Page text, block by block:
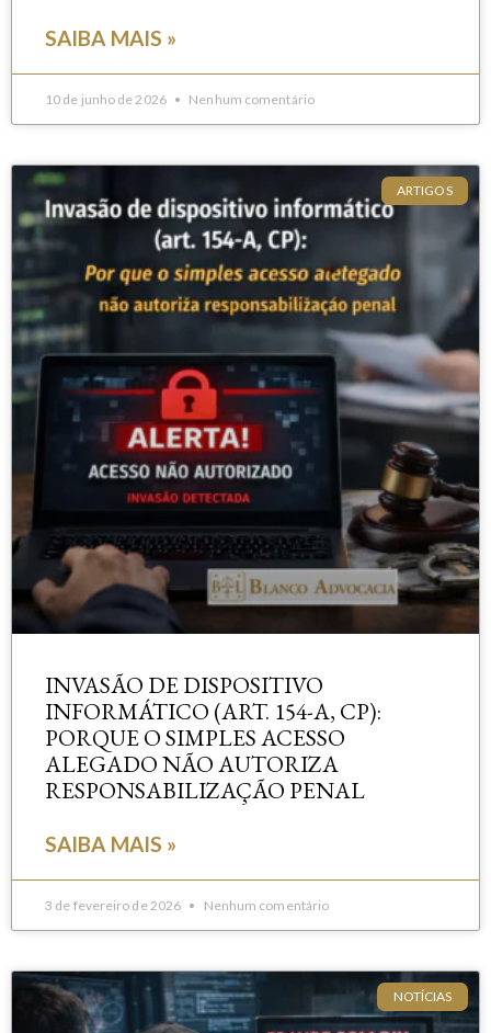
SAIBA MAIS »
10 de junho de 2026 Nenhum comentário
ARTIGOS
INVASÃO DE DISPOSITIVO
INFORMÁTICO (ART. 154-A, CP):
PORQUE O SIMPLES ACESSO
ALEGADO NÃO AUTORIZA
RESPONSABILIZAÇÃO PENAL
SAIBA MAIS »
3 de fevereiro de 2026 Nenhum comentário
NOTÍCIAS